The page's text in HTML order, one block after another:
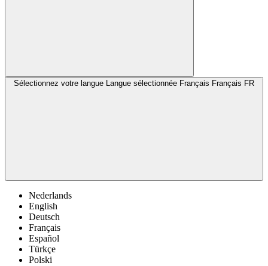
Sélectionnez votre langue Langue sélectionnée Français Français FR
Nederlands
English
Deutsch
Français
Español
Türkçe
Polski